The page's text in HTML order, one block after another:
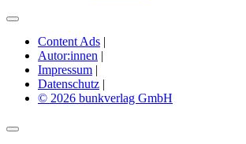
Content Ads |
Autor:innen |
Impressum |
Datenschutz |
© 2026 bunkverlag GmbH